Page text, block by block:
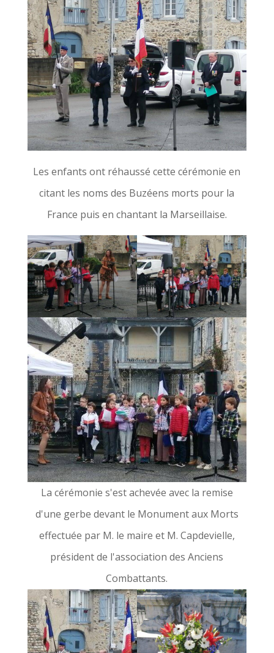
Les enfants ont réhaussé cette cérémonie en
citant les noms des Buzéens morts pour la
France puis en chantant la Marseillaise.
La cérémonie s'est achevée avec la remise
d'une gerbe devant le Monument aux Morts
effectuée par M. le maire et M. Capdevielle,
président de l'association des Anciens
Combattants.